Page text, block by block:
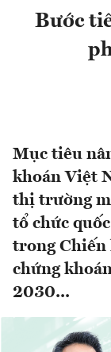
Bước
Mục tiêu
khoán Việt
thị trường
tổ chức
trong
chứng
2030...